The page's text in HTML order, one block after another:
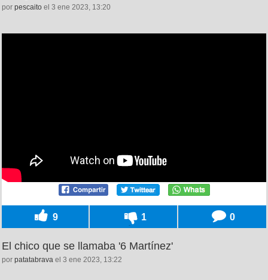
por pescaito el 3 ene 2023, 13:20
9 1 0
El chico que se llamaba '6 Martínez'
por patatabrava el 3 ene 2023, 13:22